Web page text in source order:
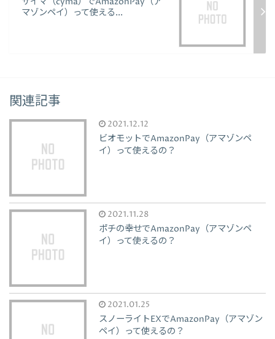
マゾンペイ）って使える...
関連記事
2021.12.12
ビオモットでAmazonPay（アマゾンペ
イ）って使えるの？
2021.11.28
ポチの幸せでAmazonPay（アマゾンペ
イ）って使えるの？
2021.01.25
スノーライトEXでAmazonPay（アマゾン
ペイ）って使えるの？